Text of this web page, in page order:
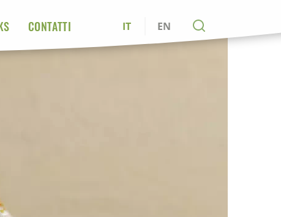
CONTATTI IT EN